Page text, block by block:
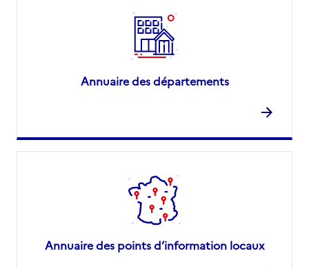
Annuaire des départements
Annuaire des points d’information locaux